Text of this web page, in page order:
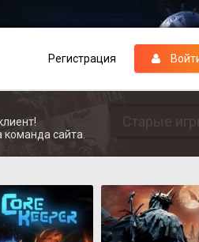
Регистрация
Старые
сайта.